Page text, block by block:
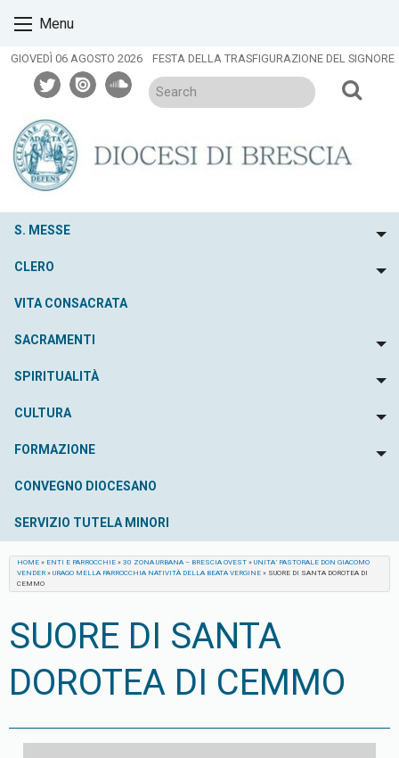
content
Menu
GIOVEDÌ 06 AGOSTO 2026 FESTA DELLA TRASFIGURAZIONE DEL SIGNORE
twitterissuusoundcloud
S. MESSE
CLERO
VITA CONSACRATA
SACRAMENTI
SPIRITUALITÀ
CULTURA
FORMAZIONE
CONVEGNO DIOCESANO
SERVIZIO TUTELA MINORI
HOME » ENTI E PARROCCHIE » 30 ZONA URBANA – BRESCIA OVEST » UNITA’ PASTORALE DON GIACOMO
VENDER » URAGO MELLA PARROCCHIA NATIVITÀ DELLA BEATA VERGINE » SUORE DI SANTA DOROTEA DI
CEMMO
SUORE DI SANTA
DOROTEA DI CEMMO